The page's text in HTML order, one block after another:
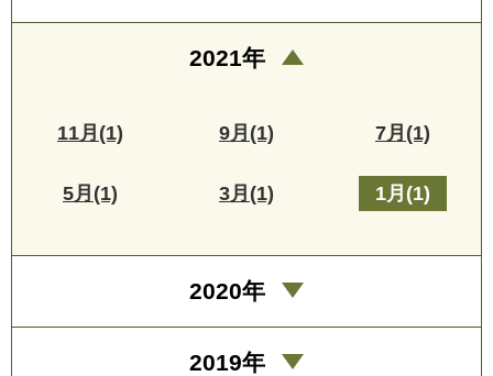
2021年
11月(1) 9月(1) 7月(1)
5月(1) 3月(1) 1月(1)
2020年
2019年